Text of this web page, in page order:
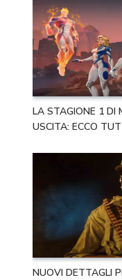
LA STAGIONE 1 DI
USCITA: ECCO
NUOVI DETTAGLI